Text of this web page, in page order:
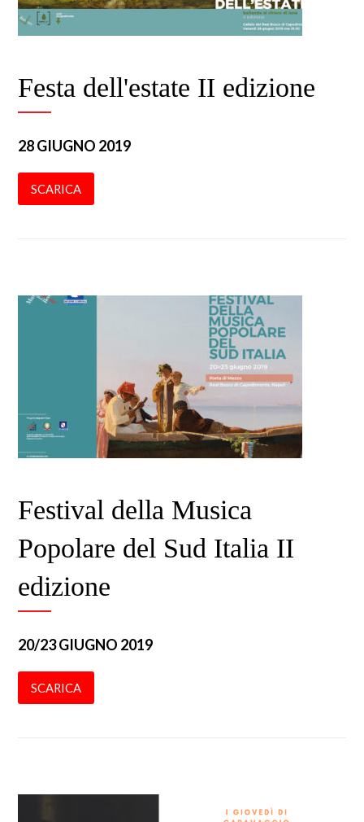
Festa dell'estate II edizione
28 GIUGNO 2019
SCARICA
Festival della Musica
Popolare del Sud Italia II
edizione
20/23 GIUGNO 2019
SCARICA